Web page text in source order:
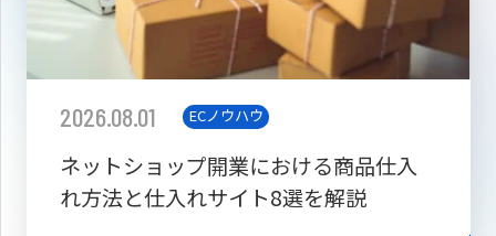
2026.08.01 ECノウハウ
ネットショップ開業における商品仕入
れ方法と仕入れサイト8選を解説